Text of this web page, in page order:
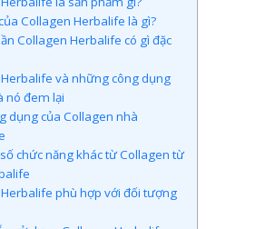
Collagen Herbalife là gì?
Collagen Herbalife có gì đặc
và những công dụng
nó đem lại
dụng của Collagen nhà
chức năng khác từ Collagen từ
phù hợp với đối tượng